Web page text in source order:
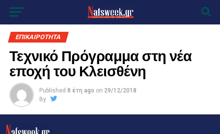
ΕΠΙΚΑΙΡΟΤΗΤΑ
Τεχνικό Πρόγραμμα στη νέα
εποχή του Κλεισθένη
Published 8 έτη ago on 29/12/2018
By